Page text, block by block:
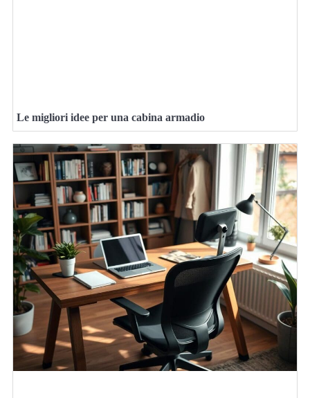
Le migliori idee per una cabina armadio